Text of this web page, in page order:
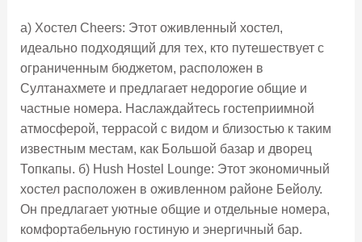
а) Хостел Cheers: Этот оживленный хостел,
идеально подходящий для тех, кто путешествует с
ограниченным бюджетом, расположен в
Султанахмете и предлагает недорогие общие и
частные номера. Наслаждайтесь гостеприимной
атмосферой, террасой с видом и близостью к таким
известным местам, как Большой базар и дворец
Топкапы. б) Hush Hostel Lounge: Этот экономичный
хостел расположен в оживленном районе Бейолу.
Он предлагает уютные общие и отдельные номера,
комфортабельную гостиную и энергичный бар.